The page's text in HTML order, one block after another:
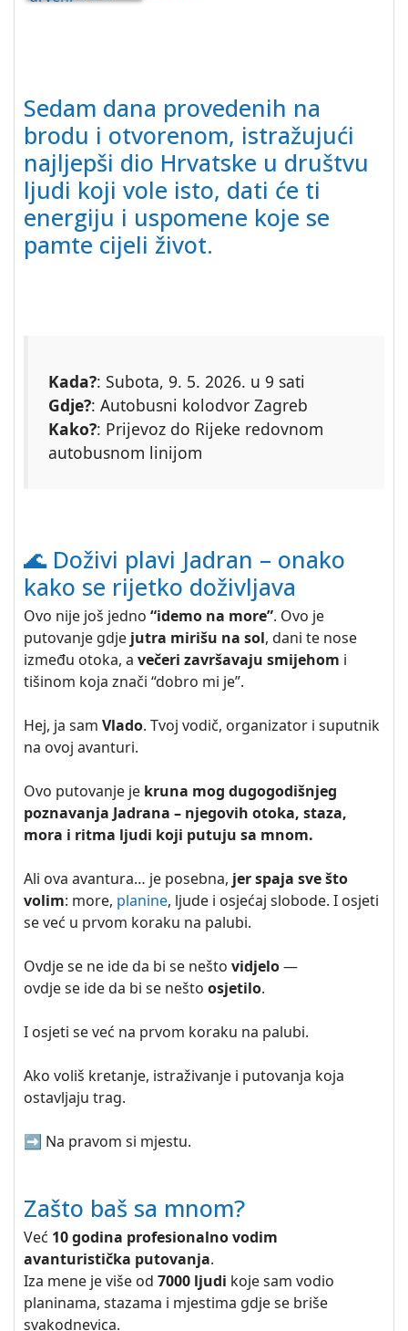
Sedam dana provedenih na
brodu i otvorenom, istražujući
najljepši dio Hrvatske u društvu
ljudi koji vole isto, dati će ti
energiju i uspomene koje se
pamte cijeli život.
Kada?: Subota, 9. 5. 2026. u 9 sati
Gdje?: Autobusni kolodvor Zagreb
Kako?: Prijevoz do Rijeke redovnom
autobusnom linijom
🌊 Doživi plavi Jadran – onako
kako se rijetko doživljava
Ovo nije još jedno “idemo na more”. Ovo je
putovanje gdje jutra mirišu na sol, dani te nose
između otoka, a večeri završavaju smijehom i
tišinom koja znači “dobro mi je”.
Hej, ja sam Vlado. Tvoj vodič, organizator i suputnik
na ovoj avanturi.
Ovo putovanje je kruna mog dugogodišnjeg
poznavanja Jadrana – njegovih otoka, staza,
mora i ritma ljudi koji putuju sa mnom.
Ali ova avantura… je posebna, jer spaja sve što
volim: more, planine, ljude i osjećaj slobode. I osjeti
se već u prvom koraku na palubi.
Ovdje se ne ide da bi se nešto vidjelo—
ovdje se ide da bi se nešto osjetilo.
I osjeti se već na prvom koraku na palubi.
Ako voliš kretanje, istraživanje i putovanja koja
ostavljaju trag.
➡️ Na pravom si mjestu.
Zašto baš sa mnom?
Već 10 godina profesionalno vodim
avanturistička putovanja.
Iza mene je više od 7000 ljudi koje sam vodio
planinama, stazama i mjestima gdje se briše
svakodnevica.